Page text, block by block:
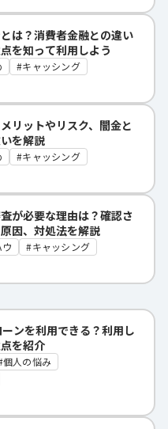
は？消費者金融との違い
を知って利用しよう
キャッシング
リットやリスク、闇金と
を解説
キャッシング
が必要な理由は？確認さ
因、対処法を解説
キャッシング
ンを利用できる？利用し
を紹介
個人の悩み